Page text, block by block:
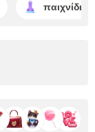
παιχνίδι